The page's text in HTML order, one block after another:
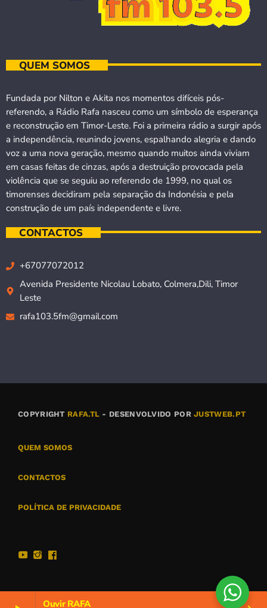
Ouvir RAFA
QUEM SOMOS
Fundada por Nilton e Akita nos momentos difíceis pós-
referendo, a Rádio Rafa nasceu como um símbolo de esperança
e reconstrução em Timor-Leste. Foi a primeira rádio a surgir após
a independência, reunindo jovens, espalhando alegria e dando
voz a uma nova geração, mesmo quando muitos ainda viviam
em casas feitas de cinzas, após a destruição provocada pela
violência que se seguiu ao referendo de 1999, no qual os
timorenses decidiram pela separação da Indonésia e pela
construção de um país independente e livre.
CONTACTOS
+67077072012
Avenida Presidente Nicolau Lobato, Colmera,Dili, Timor
Leste
rafa103.5fm@gmail.com
COPYRIGHT RAFA.TL - DESENVOLVIDO PORJUSTWEB.PT
QUEM SOMOS
CONTACTOS
POLÍTICA DE PRIVACIDADE